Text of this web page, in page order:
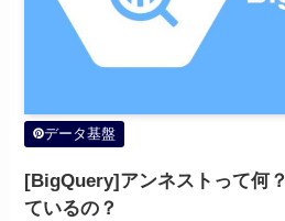
データ基盤
[BigQuery]アンネストって何
ているの？